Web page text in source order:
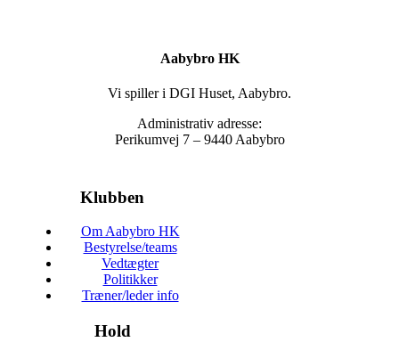
Aabybro HK
Vi spiller i DGI Huset, Aabybro.
Administrativ adresse:
Perikumvej 7 – 9440 Aabybro
Klubben
Om Aabybro HK
Bestyrelse/teams
Vedtægter
Politikker
Træner/leder info
Hold